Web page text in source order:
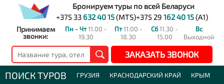
Бронируем туры по всей Беларуси
+375 33 632 40 15(MTS)+375 29 162 40 15(A1)
Принимаем
звонки:
Пн - Чт11.00 -
19.30
Пт11.00 -
18.30
Сб11.30 -
15.00
Вс
Выходной
ЗАКАЗАТЬ ЗВОНОК
ПОИСК ТУРОВ ГРУЗИЯ КРАСНОДАРСКИЙ КРАЙ КРЫМ